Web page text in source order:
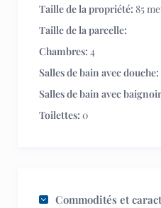
Taille de la propriété: 85
Taille de la parcelle:
Chambres: 4
Salles de bain avec douche:
Salles de bain avec
Toilettes: 0
Commodités et